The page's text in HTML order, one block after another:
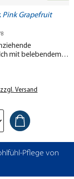
Pink Grapefruit
mit belebendem
Aroma.
& Sinne.
zzgl. Versand
Pflege von